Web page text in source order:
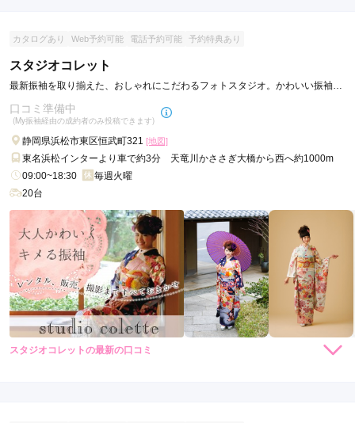
カタログあり Web予約可能 電話予約可能 予約特典あり
スタジオコレット
最新振袖を取り揃えた、おしゃれにこだわるフォトスタジオ。かわいい振袖、
口コミ準備中
(My振袖経由の成約者のみ投稿できます)
静岡県浜松市東区恒武町321 [地図]
東名浜松インターより車で約3分 天竜川かささぎ大橋から西へ約1000m
09:00~18:30
毎週火曜
20台
スタジオコレットの最新の口コミ